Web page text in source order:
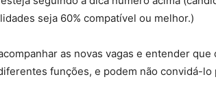
seja 60% compatível ou melhor.)
as novas vagas e entender
funções, e podem não convidá-lo